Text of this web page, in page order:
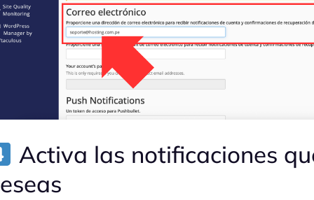
Activa las notificaciones